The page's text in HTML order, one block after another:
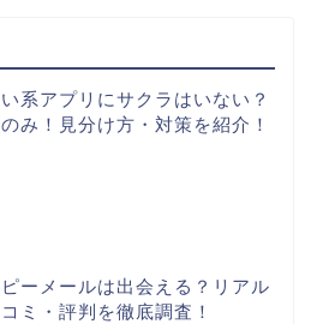
系アプリにサクラはいない？
み！見分け方・対策を紹介！
ーメールは出会える？リアル
ミ・評判を徹底調査！